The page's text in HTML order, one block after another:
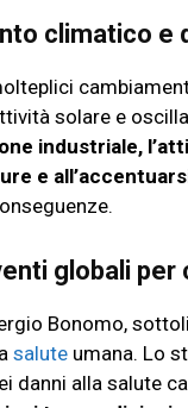
climatico e
solare e
industriale,
e
globali
Bonomo,
salute umana. Lo
danni alla salute